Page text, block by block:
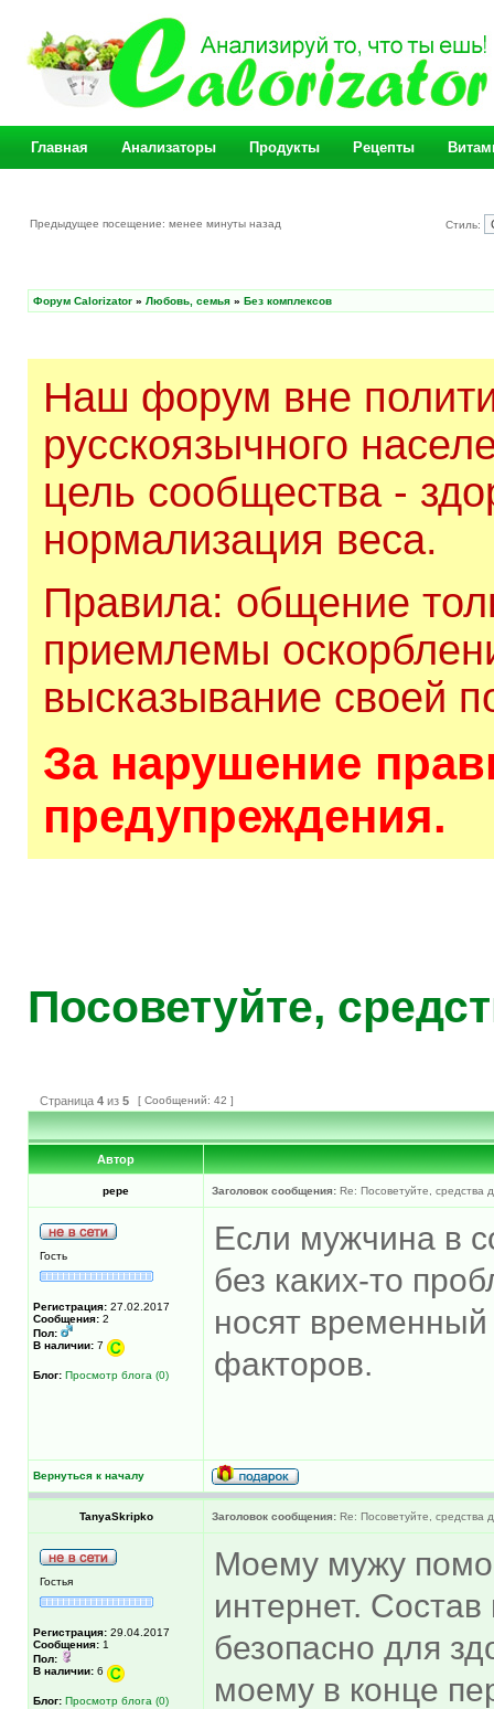
Главная Анализаторы Продукты Рецепты
Предыдущее посещение: менее минуты назад Стиль:
Форум Calorizator » Любовь, семья » Без комплексов
Наш форум вне
русскоязычного
цель сообщества -
нормализация веса.
Правила: общение
приемлемы
высказывание своей
За нарушение
предупреждения.
Посоветуйте,
Страница 4 из 5 [ Сообщений: 42 ]
Автор
pepe Заголовок сообщения: Re: Посоветуйте, средства
Гость
Регистрация: 27.02.2017
Сообщения: 2
Пол:
В наличии: 7
Блог: Просмотр блога (0)
Если мужчина в
без каких-то
носят временный
факторов.
Вернуться к началу
TanyaSkripko Заголовок сообщения: Re: Посоветуйте, средства
Гостья
Регистрация: 29.04.2017
Сообщения: 1
Пол:
В наличии: 6
Блог: Просмотр блога (0)
Моему мужу
интернет.
безопасно для
моему в конце